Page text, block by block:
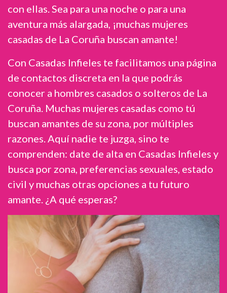
con ellas. Sea para una noche o para una
aventura más alargada, ¡muchas mujeres
casadas de La Coruña buscan amante!
Con Casadas Infieles te facilitamos una página
de contactos discreta en la que podrás
conocer a hombres casados o solteros de La
Coruña. Muchas mujeres casadas como tú
buscan amantes de su zona, por múltiples
razones. Aquí nadie te juzga, sino te
comprenden: date de alta en Casadas Infieles y
busca por zona, preferencias sexuales, estado
civil y muchas otras opciones a tu futuro
amante. ¿A qué esperas?